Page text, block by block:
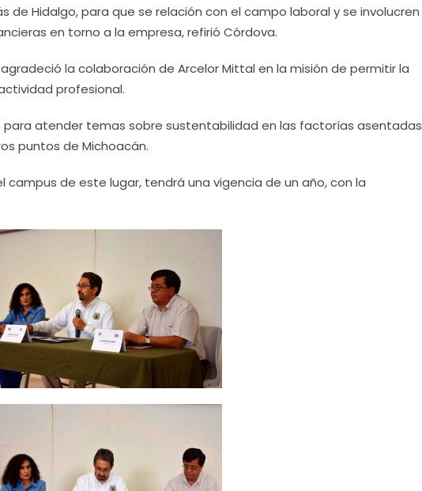
de Hidalgo, para que se relación con el campo laboral y se involucren
en torno a la empresa, refirió Córdova.
la colaboración de Arcelor Mittal en la misión de permitir la
profesional.
para atender temas sobre sustentabilidad en las factorías asentadas
puntos de Michoacán.
campus de este lugar, tendrá una vigencia de un año, con la